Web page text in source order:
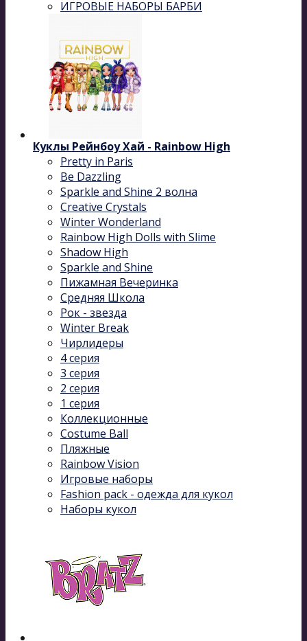
ИГРОВЫЕ НАБОРЫ БАРБИ
Куклы Рейнбоу Хай - Rainbow High
Pretty in Paris
Be Dazzling
Sparkle and Shine 2 волна
Сreative Сrystals
Winter Wonderland
Rainbow High Dolls with Slime
Shadow High
Sparkle and Shine
Пижамная Вечеринка
Средняя Школа
Рок - звезда
Winter Break
Чирлидеры
4 серия
3 серия
2 серия
1 серия
Коллекционные
Costume Ball
Пляжные
Rainbow Vision
Игровые наборы
Fashion pack - одежда для кукол
Наборы кукол